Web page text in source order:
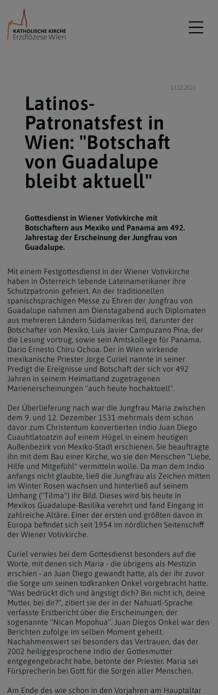
13.12.2023
Latinos-
Patronatsfest in
Wien: "Botschaft
von Guadalupe
bleibt aktuell"
Gottesdienst in Wiener Votivkirche mit
Botschaftern aus Mexiko und Panama am 492.
Jahrestag der Erscheinung der Jungfrau von
Guadalupe.
Mit einem Festgottesdienst in der Wiener Votivkirche
haben in Österreich lebende Lateinamerikaner ihre
Schutzpatronin gefeiert. An der traditionellen
spanischsprachigen Messe zu Ehren der Jungfrau von
Guadalupe nahmen am Dienstagabend auch Diplomaten
aus mehreren Ländern Südamerikas teil, darunter der
Botschafter von Mexiko, Luis Javier Campuzano Pina, der
die Lesung vortrug, sowie sein Amtskollege für Panama,
Dario Ernesto Chiru Ochoa. Der in Wien wirkende
mexikanische Priester Jorge Curiel nannte in seiner
Predigt die Ereignisse und Botschaft der sich vor 492
Jahren in seinem Heimatland zugetragenen
Marienerscheinungen "auch heute hochaktuell".
Der Überlieferung nach war die Jungfrau Maria zwischen
dem 9. und 12. Dezember 1531 mehrmals dem schon
davor zum Christentum konvertierten Indio Juan Diego
Cuauhtlatoatzin auf einem Hügel in einem heutigen
Außenbezirk von Mexiko-Stadt erschienen. Sie beauftragte
ihn mit dem Bau einer Kirche, wo sie den Menschen "Liebe,
Hilfe und Mitgefühl" vermitteln wolle. Da man dem Indio
anfangs nicht glaubte, ließ die Jungfrau als Zeichen mitten
im Winter Rosen wachsen und hinterließ auf seinem
Umhang ("Tilma") ihr Bild. Dieses wird bis heute in
Mexikos Guadalupe-Basilika verehrt und fand Eingang in
zahlreiche Altäre. Einer der ersten und größten davon in
Europa befindet sich seit 1954 im nördlichen Seitenschiff
der Wiener Votivkirche.
Curiel verwies bei dem Gottesdienst besonders auf die
Worte, mit denen sich Maria - die übrigens als Mestizin
erschien - an Juan Diego gewandt hatte, als der ihr zuvor
die Sorge um seinen todkranken Onkel vorgebracht hatte.
"Was bedrückt dich und ängstigt dich? Bin nicht ich, deine
Mutter, bei dir?", zitiert sie der in der Nahuatl-Sprache
verfasste Erstbericht über die Erscheinungen, der
sogenannte "Nican Mopohua". Juan Diegos Onkel war den
Berichten zufolge im selben Moment geheilt.
Nachahmenswert sei besonders das Vertrauen, das der
2002 heiliggesprochene Indio der Gottesmutter
entgegengebracht habe, betonte der Priester. Maria sei
Fürsprecherin bei Gott für die Sorgen aller Menschen.
Am Ende des wie schon in den Vorjahren am Hauptaltar